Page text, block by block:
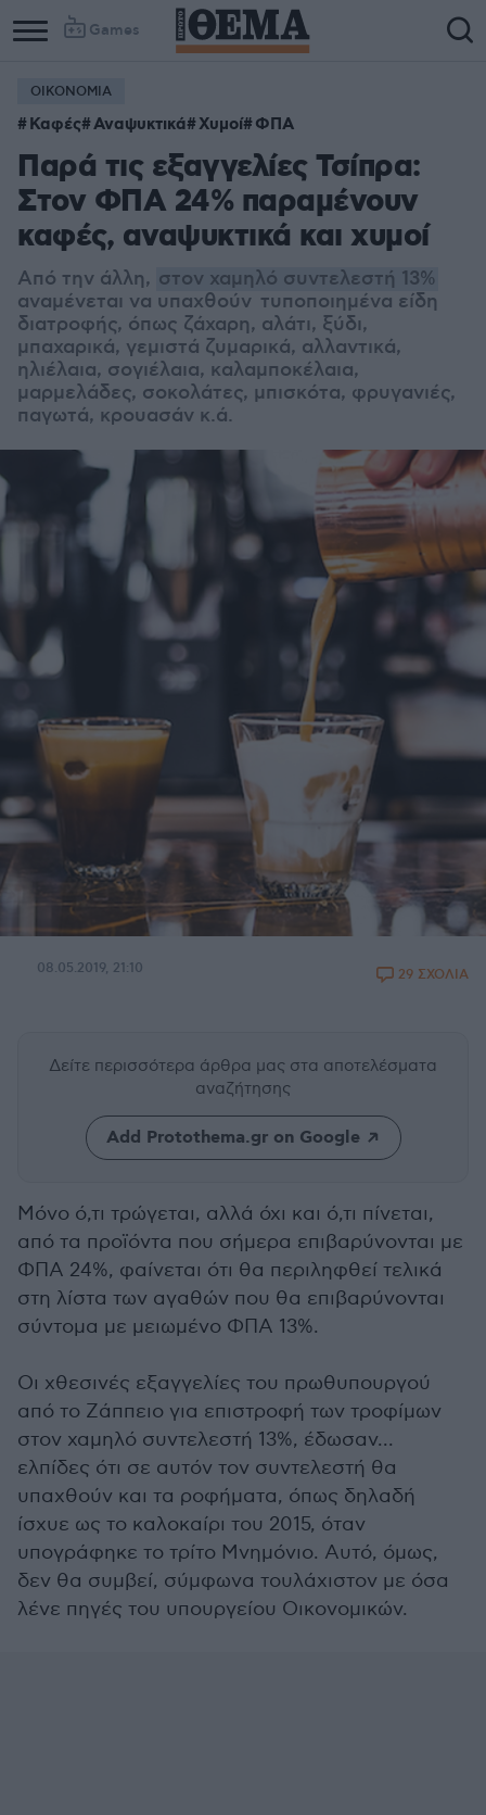
Games
ΟΙΚΟΝΟΜΙΑ
Καφές Αναψυκτικά Χυμοί ΦΠΑ
Παρά τις εξαγγελίες Τσίπρα:
Στον ΦΠΑ 24% παραμένουν
καφές, αναψυκτικά και χυμοί
Από την άλλη, στον χαμηλό συντελεστή 13%
αναμένεται να υπαχθούν τυποποιημένα είδη
διατροφής, όπως ζάχαρη, αλάτι, ξύδι,
μπαχαρικά, γεμιστά ζυμαρικά, αλλαντικά,
ηλιέλαια, σογιέλαια, καλαμποκέλαια,
μαρμελάδες, σοκολάτες, μπισκότα, φρυγανιές,
παγωτά, κρουασάν κ.ά.
08.05.2019, 21:10 29 ΣΧΟΛΙΑ
Δείτε περισσότερα άρθρα μας στα αποτελέσματα
αναζήτησης
Add Protothema.gr on Google
Μόνο ό,τι τρώγεται, αλλά όχι και ό,τι πίνεται,
από τα προϊόντα που σήμερα επιβαρύνονται με
ΦΠΑ 24%, φαίνεται ότι θα περιληφθεί τελικά
στη λίστα των αγαθών που θα επιβαρύνονται
σύντομα με μειωμένο ΦΠΑ 13%.
Οι χθεσινές εξαγγελίες του πρωθυπουργού
από το Ζάππειο για επιστροφή των τροφίμων
στον χαμηλό συντελεστή 13%, έδωσαν...
ελπίδες ότι σε αυτόν τον συντελεστή θα
υπαχθούν και τα ροφήματα, όπως δηλαδή
ίσχυε ως το καλοκαίρι του 2015, όταν
υπογράφηκε το τρίτο Μνημόνιο. Αυτό, όμως,
δεν θα συμβεί, σύμφωνα τουλάχιστον με όσα
λένε πηγές του υπουργείου Οικονομικών.